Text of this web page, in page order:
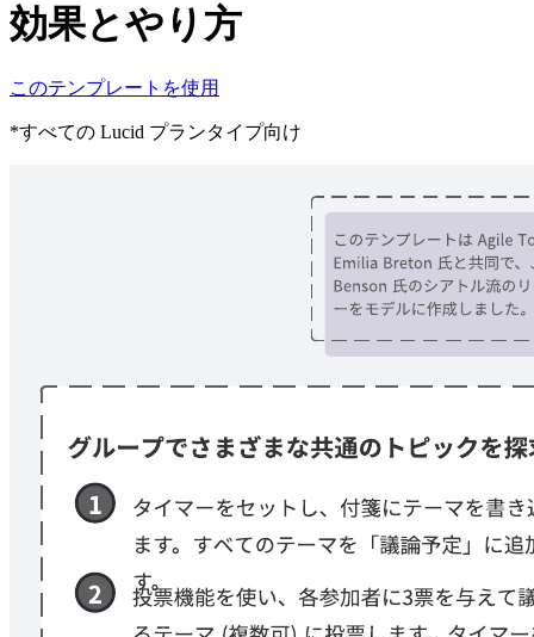
効果とやり方
このテンプレートを使用
*すべての Lucid プランタイプ向け